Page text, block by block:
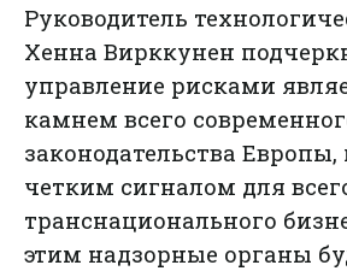
Руководитель
Хенна Вирккунен
управление рисками
камнем всего
законодательства Европы,
четким сигналом для
транснационального
этим надзорные органы